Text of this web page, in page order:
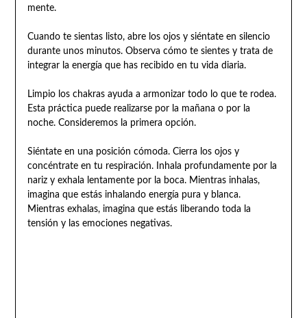
mente.
Cuando te sientas listo, abre los ojos y siéntate en silencio
durante unos minutos. Observa cómo te sientes y trata de
integrar la energía que has recibido en tu vida diaria.
Limpio los chakras ayuda a armonizar todo lo que te rodea.
Esta práctica puede realizarse por la mañana o por la
noche. Consideremos la primera opción.
Siéntate en una posición cómoda. Cierra los ojos y
concéntrate en tu respiración. Inhala profundamente por la
nariz y exhala lentamente por la boca. Mientras inhalas,
imagina que estás inhalando energía pura y blanca.
Mientras exhalas, imagina que estás liberando toda la
tensión y las emociones negativas.